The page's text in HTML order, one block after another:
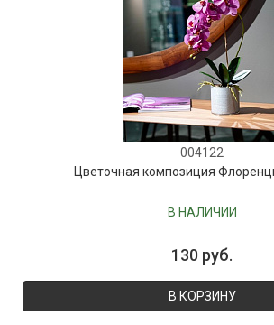
004122
Цветочная композиция
В НАЛИЧИИ
130 руб.
В КОРЗИНУ